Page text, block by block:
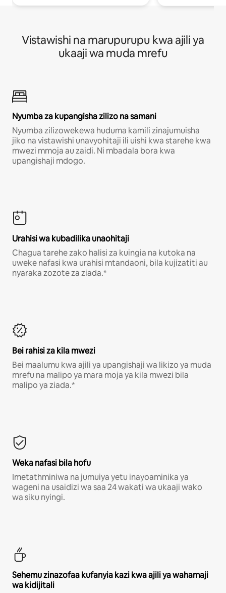
Vistawishi na marupurupu kwa ajili ya
ukaaji wa muda mrefu
Nyumba za kupangisha zilizo na samani
Nyumba zilizowekewa huduma kamili zinajumuisha
jiko na vistawishi unavyohitaji ili uishi kwa starehe kwa
mwezi mmoja au zaidi. Ni mbadala bora kwa
upangishaji mdogo.
Urahisi wa kubadilika unaohitaji
Chagua tarehe zako halisi za kuingia na kutoka na
uweke nafasi kwa urahisi mtandaoni, bila kujizatiti au
nyaraka zozote za ziada.*
Bei rahisi za kila mwezi
Bei maalumu kwa ajili ya upangishaji wa likizo ya muda
mrefu na malipo ya mara moja ya kila mwezi bila
malipo ya ziada.*
Weka nafasi bila hofu
Imetathminiwa na jumuiya yetu inayoaminika ya
wageni na usaidizi wa saa 24 wakati wa ukaaji wako
wa siku nyingi.
Sehemu zinazofaa kufanyia kazi kwa ajili ya wahamaji
wa kidijitali